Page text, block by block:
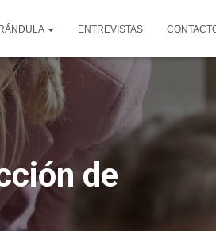
ENTREVISTAS
de